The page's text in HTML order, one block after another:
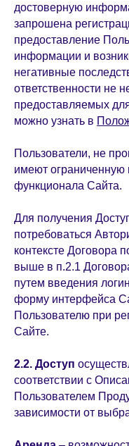
достоверную
запрошена
предоставление
информации и
негативные
ответственности не
предоставляемых
можно узнать в
Пользователи, не
имеют ограниченную
функционала Сайта.
Для получения
потребоваться
контексте Договора
выше в п.2.1
путем введения
форму интерфейса
Пользователю при
Сайте.
2.2. Доступ
соответствии с
Пользователем
зависимости от